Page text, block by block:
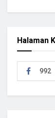
Halaman
992